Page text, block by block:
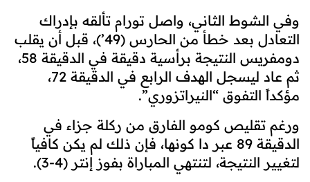
وفي الشوط الثاني، واصل تورام تألقه بإدراك
التعادل بعد خطأ من الحارس (49’)، قبل أن يقلب
دومفريس النتيجة برأسية دقيقة في الدقيقة 58،
ثم عاد ليسجل الهدف الرابع في الدقيقة 72،
مؤكداً التفوق “النيراتزوري”.
ورغم تقليص كومو الفارق من ركلة جزاء في
الدقيقة 89 عبر دا كونها، فإن ذلك لم يكن كافياً
لتغيير النتيجة، لتنتهي المباراة بفوز إنتر (4-3).